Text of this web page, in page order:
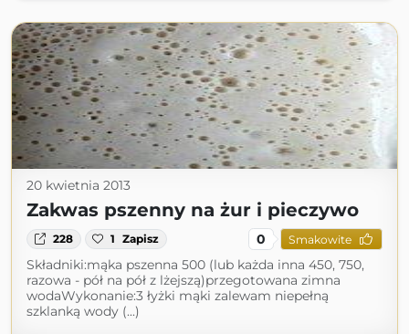
20 kwietnia 2013
Zakwas pszenny na żur i pieczywo
228 1 Zapisz 0 Smakowite
Składniki:mąka pszenna 500 (lub każda inna 450, 750,
razowa - pół na pół z lżejszą)przegotowana zimna
wodaWykonanie:3 łyżki mąki zalewam niepełną
szklanką wody (...)